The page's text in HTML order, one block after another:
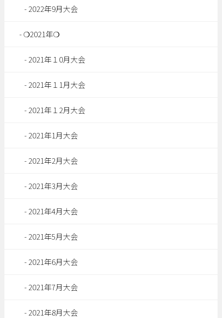
2022年9月大会
❍2021年❍
2021年１0月大会
2021年１1月大会
2021年１2月大会
2021年1月大会
2021年2月大会
2021年3月大会
2021年4月大会
2021年5月大会
2021年6月大会
2021年7月大会
2021年8月大会